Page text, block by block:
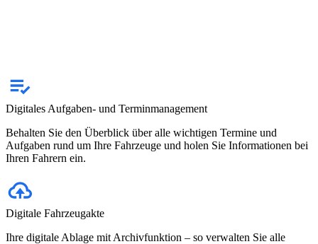
Digitales Aufgaben- und Terminmanagement
Behalten Sie den Überblick über alle wichtigen Termine und
Aufgaben rund um Ihre Fahrzeuge und holen Sie Informationen bei
Ihren Fahrern ein.
Digitale Fahrzeugakte
Ihre digitale Ablage mit Archivfunktion – so verwalten Sie alle